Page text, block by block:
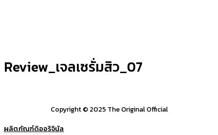
Review_เจลเซรั่มสิว_07
Copyright © 2025 The Original Official
ผลิตภัณฑ์ดิออริจินัล